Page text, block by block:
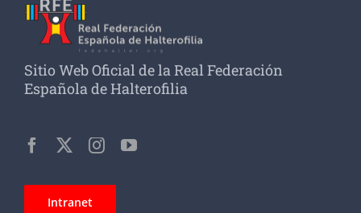
Sitio Web Oficial de la Real Federación
Española de Halterofilia
Intranet